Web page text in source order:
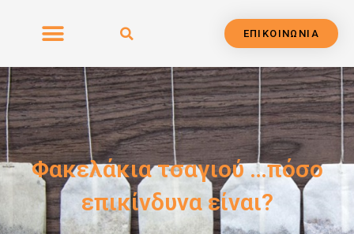
περιεχόμενο
ΕΠΙΚΟΙΝΩΝΙΑ
Φακελάκια τσαγιού …πόσο
επικίνδυνα είναι?